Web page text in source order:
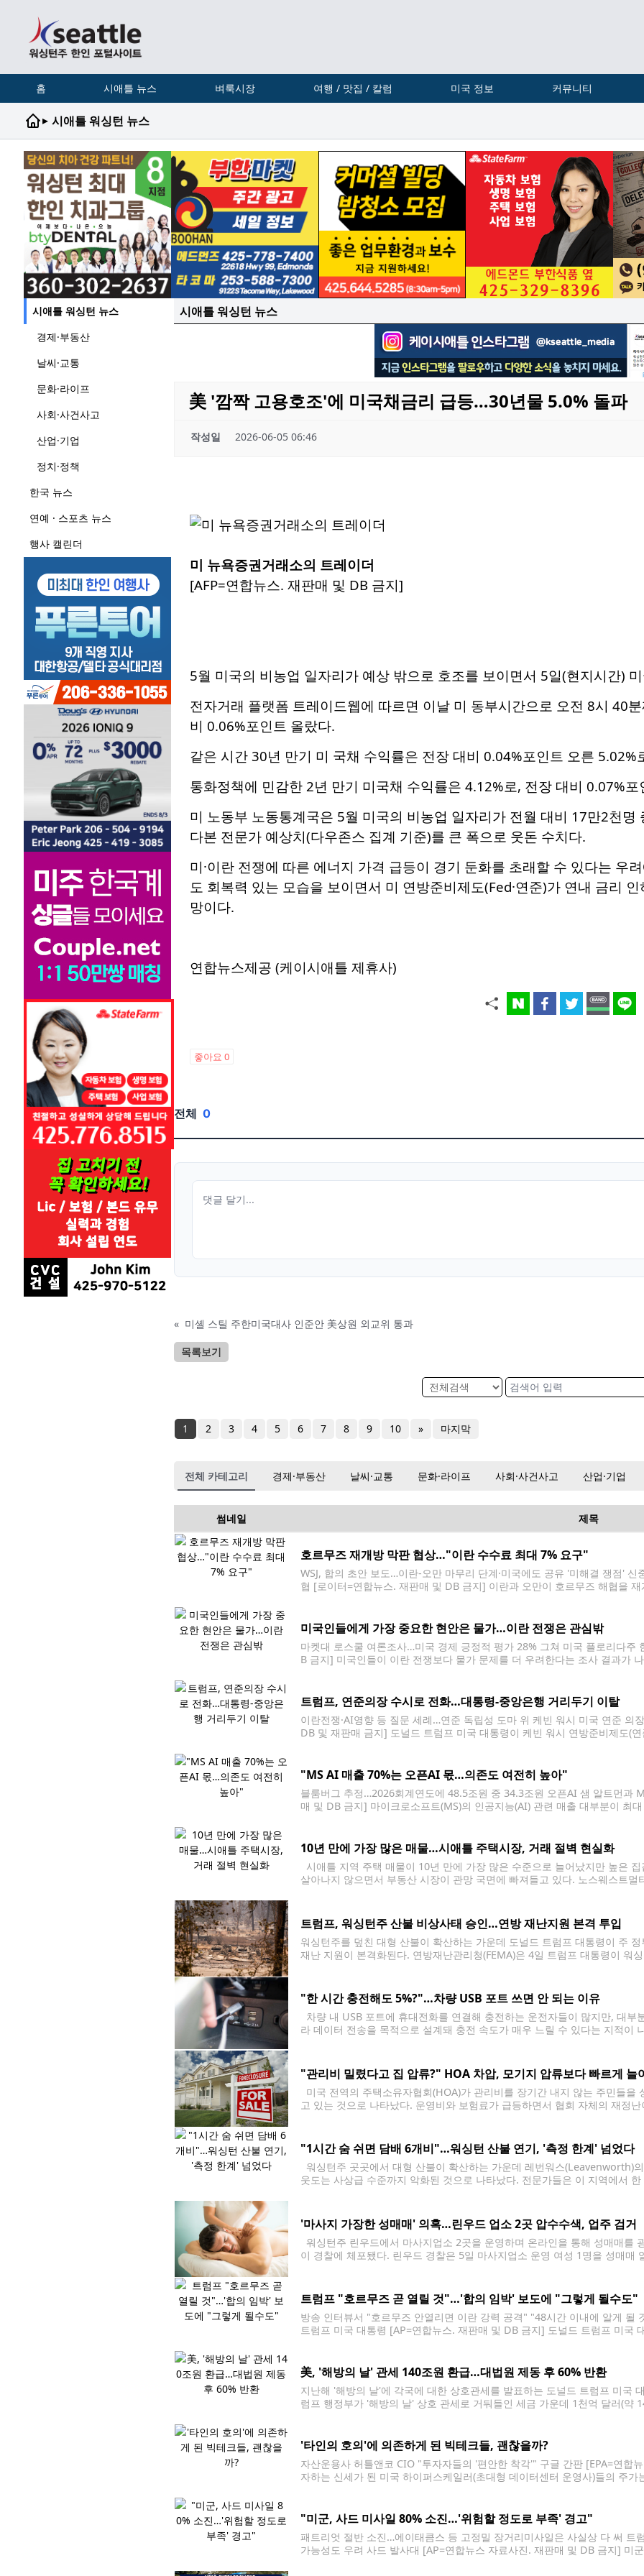
홈 시애틀 뉴스 벼룩시장 여행 / 맛집 / 칼럼 미국 정보 커뮤니티
▸ 시애틀 워싱턴 뉴스
시애틀 워싱턴 뉴스
경제·부동산
날씨·교통
문화·라이프
사회·사건사고
산업·기업
정치·정책
한국 뉴스
연예 · 스포츠 뉴스
행사 캘린더
시애틀 워싱턴 뉴스
美 '깜짝 고용호조'에 미국채금리 급등…30년물 5.0% 돌파
작성일 2026-06-05 06:46
미 뉴욕증권거래소의 트레이더
[AFP=연합뉴스. 재판매 및 DB 금지]
5월 미국의 비농업 일자리가 예상 밖으로 호조를 보이면서 5일(현지시간)
전자거래 플랫폼 트레이드웹에 따르면 이날 미 동부시간으로 오전 8시 40
비 0.06%포인트 올랐다.
같은 시간 30년 만기 미 국채 수익률은 전장 대비 0.04%포인트 오른
통화정책에 민감한 2년 만기 미국채 수익률은 4.12%로, 전장 대비 0.07%포
미 노동부 노동통계국은 5월 미국의 비농업 일자리가 전월 대비 17만2천
다본 전문가 예상치(다우존스 집계 기준)를 큰 폭으로 웃돈 수치다.
미·이란 전쟁에 따른 에너지 가격 급등이 경기 둔화를 초래할 수 있다는 우
도 회복력 있는 모습을 보이면서 미 연방준비제도(Fed·연준)가 연내 금리
망이다.
연합뉴스제공 (케이시애틀 제휴사)
좋아요 0
전체 0
« 미셸 스틸 주한미국대사 인준안 美상원 외교위 통과
목록보기
1 2 3 4 5 6 7 8 9 10 » 마지막
전체 카테고리 경제·부동산 날씨·교통 문화·라이프 사회·사건사고 산업·기업
썸네일 제목
호르무즈 재개방 막판 협상…"이란 수수료 최대 7% 요구"
WSJ, 합의 초안 보도…이란-오만 마무리 단계·미국에도 공유 '미해결 쟁점'
협 [로이터=연합뉴스. 재판매 및 DB 금지] 이란과 오만이 호르무즈 해협을
미국인들에게 가장 중요한 현안은 물가…이란 전쟁은 관심밖
마켓대 로스쿨 여론조사…미국 경제 긍정적 평가 28% 그쳐 미국 플로리다주
B 금지] 미국인들이 이란 전쟁보다 물가 문제를 더 우려한다는 조사 결과가
트럼프, 연준의장 수시로 전화…대통령-중앙은행 거리두기 이탈
이란전쟁·AI영향 등 질문 세례…연준 독립성 도마 위 케빈 워시 미국 연준 의
DB 및 재판매 금지] 도널드 트럼프 미국 대통령이 케빈 워시 연방준비제도(
"MS AI 매출 70%는 오픈AI 몫…의존도 여전히 높아"
블룸버그 추정…2026회계연도에 48.5조원 중 34.3조원 오픈AI 샘 알트먼과
매 및 DB 금지] 마이크로소프트(MS)의 인공지능(AI) 관련 매출 대부분이 최
10년 만에 가장 많은 매물…시애틀 주택시장, 거래 절벽 현실화
시애틀 지역 주택 매물이 10년 만에 가장 많은 수준으로 늘어났지만 높은
살아나지 않으면서 부동산 시장이 관망 국면에 빠져들고 있다. 노스웨스트
트럼프, 워싱턴주 산불 비상사태 승인…연방 재난지원 본격 투입
워싱턴주를 덮친 대형 산불이 확산하는 가운데 도널드 트럼프 대통령이 주
재난 지원이 본격화된다. 연방재난관리청(FEMA)은 4일 트럼프 대통령이
"한 시간 충전해도 5%?"…차량 USB 포트 쓰면 안 되는 이유
차량 내 USB 포트에 휴대전화를 연결해 충전하는 운전자들이 많지만, 대
라 데이터 전송을 목적으로 설계돼 충전 속도가 매우 느릴 수 있다는 지적이
"관리비 밀렸다고 집 압류?" HOA 차압, 모기지 압류보다 빠르게 늘
미국 전역의 주택소유자협회(HOA)가 관리비를 장기간 내지 않는 주민들
고 있는 것으로 나타났다. 운영비와 보험료가 급등하면서 협회 자체의 재정
"1시간 숨 쉬면 담배 6개비"…워싱턴 산불 연기, '측정 한계' 넘었다
워싱턴주 곳곳에서 대형 산불이 확산하는 가운데 레번워스(Leavenworth)
웃도는 사상급 수준까지 악화된 것으로 나타났다. 전문가들은 이 지역에서
'마사지 가장한 성매매' 의혹…린우드 업소 2곳 압수수색, 업주 검거
워싱턴주 린우드에서 마사지업소 2곳을 운영하며 온라인을 통해 성매매를
이 경찰에 체포됐다. 린우드 경찰은 5일 마사지업소 운영 여성 1명을 성매매
트럼프 "호르무즈 곧 열릴 것"…'합의 임박' 보도에 "그렇게 될수도"
방송 인터뷰서 "호르무즈 안열리면 이란 강력 공격" "48시간 이내에 알게
트럼프 미국 대통령 [AP=연합뉴스. 재판매 및 DB 금지] 도널드 트럼프 미국
美, '해방의 날' 관세 140조원 환급…대법원 제동 후 60% 반환
지난해 '해방의 날'에 각국에 대한 상호관세를 발표하는 도널드 트럼프 미국
럼프 행정부가 '해방의 날' 상호 관세로 거둬들인 세금 가운데 1천억 달러(약
'타인의 호의'에 의존하게 된 빅테크들, 괜찮을까?
자산운용사 허틀앤코 CIO "투자자들의 '편안한 착각'" 구글 간판 [EPA=연합
자하는 신세가 된 미국 하이퍼스케일러(초대형 데이터센터 운영사)들의 주
"미군, 사드 미사일 80% 소진…'위험할 정도로 부족' 경고"
패트리엇 절반 소진…에이태큼스 등 고정밀 장거리미사일은 사실상 다 써 트
가능성도 우려 사드 발사대 [AP=연합뉴스 자료사진. 재판매 및 DB 금지] 미